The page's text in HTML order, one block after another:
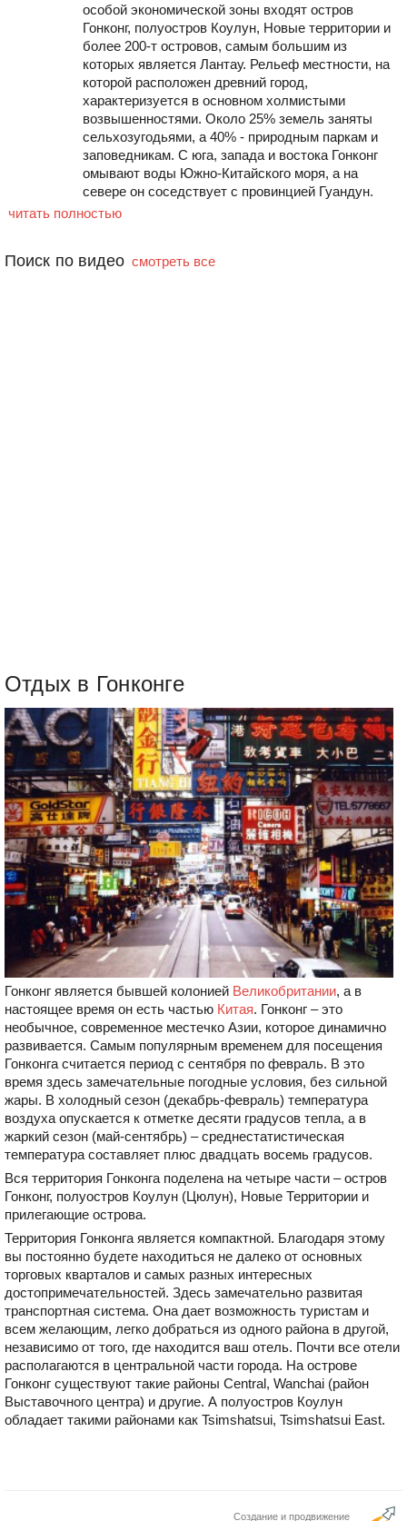
особой экономической зоны входят остров
Гонконг, полуостров Коулун, Новые территории и
более 200-т островов, самым большим из
которых является Лантау. Рельеф местности, на
которой расположен древний город,
характеризуется в основном холмистыми
возвышенностями. Около 25% земель заняты
сельхозугодьями, а 40% - природным паркам и
заповедникам. С юга, запада и востока Гонконг
омывают воды Южно-Китайского моря, а на
севере он соседствует с провинцией Гуандун.
читать полностью
Поиск по видео смотреть все
Отдых в Гонконге
Гонконг является бывшей колонией Великобритании, а в
настоящее время он есть частью Китая. Гонконг – это
необычное, современное местечко Азии, которое динамично
развивается. Самым популярным временем для посещения
Гонконга считается период с сентября по февраль. В это
время здесь замечательные погодные условия, без сильной
жары. В холодный сезон (декабрь-февраль) температура
воздуха опускается к отметке десяти градусов тепла, а в
жаркий сезон (май-сентябрь) – среднестатистическая
температура составляет плюс двадцать восемь градусов.
Вся территория Гонконга поделена на четыре части – остров
Гонконг, полуостров Коулун (Цюлун), Новые Территории и
прилегающие острова.
Территория Гонконга является компактной. Благодаря этому
вы постоянно будете находиться не далеко от основных
торговых кварталов и самых разных интересных
достопримечательностей. Здесь замечательно развитая
транспортная система. Она дает возможность туристам и
всем желающим, легко добраться из одного района в другой,
независимо от того, где находится ваш отель. Почти все отели
располагаются в центральной части города. На острове
Гонконг существуют такие районы Central, Wanchai (район
Выставочного центра) и другие. А полуостров Коулун
обладает такими районами как Tsimshatsui, Tsimshatsui East.
Создание и продвижение